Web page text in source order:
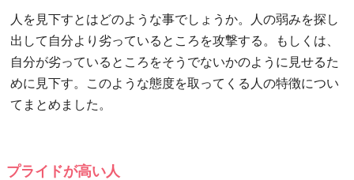
人を見下すとはどのような事でしょうか。人の弱みを探し
出して自分より劣っているところを攻撃する。もしくは、
自分が劣っているところをそうでないかのように見せるた
めに見下す。このような態度を取ってくる人の特徴につい
てまとめました。
プライドが高い人